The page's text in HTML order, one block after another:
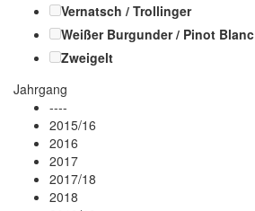
Vernatsch / Trollinger
Weißer Burgunder / Pinot Blanc
Zweigelt
Jahrgang
----
2015/16
2016
2017
2017/18
2018